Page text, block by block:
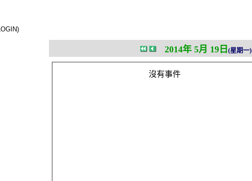
2014年 5月 19日 (星期一)
沒有事件